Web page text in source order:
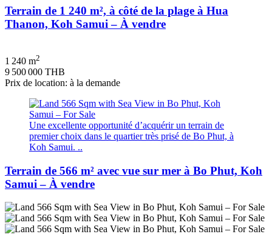
Terrain de 1 240 m², à côté de la plage à Hua
Thanon, Koh Samui – À vendre
1 240 m2
9 500 000 THB
Prix de location: à la demande
Une excellente opportunité d’acquérir un terrain de
premier choix dans le quartier très prisé de Bo Phut, à
Koh Samui. ..
Terrain de 566 m² avec vue sur mer à Bo Phut, Koh
Samui – À vendre